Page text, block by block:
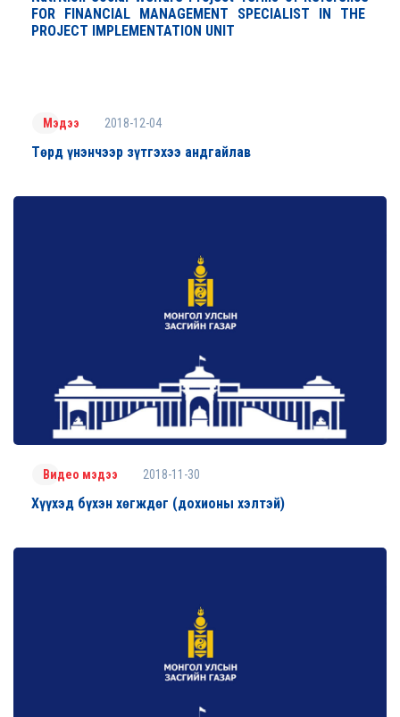
FOR FINANCIAL MANAGEMENT SPECIALIST IN THE
PROJECT IMPLEMENTATION UNIT
Мэдээ 2018-12-04
Төрд үнэнчээр зүтгэхээ андгайлав
Видео мэдээ 2018-11-30
Хүүхэд бүхэн хөгждөг (дохионы хэлтэй)